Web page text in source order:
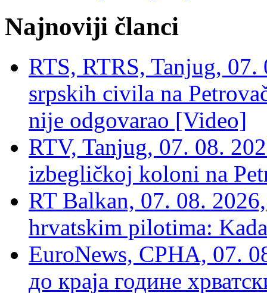
Najnoviji članci
RTS, RTRS, Tanjug,
srpskih civila na
nije odgovarao [Video]
RTV, Tanjug, 07. 08.
izbegličkoj koloni na
RT Balkan, 07. 08.
hrvatskim pilotima:
EuroNews, СРНА, 07.
до краја године